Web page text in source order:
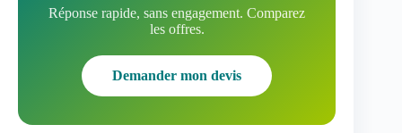
Réponse rapide, sans engagement. Comparez
les offres.
Demander mon devis